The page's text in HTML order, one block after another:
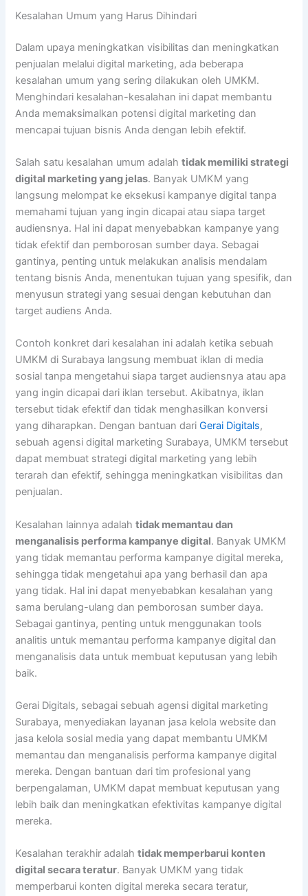
Kesalahan Umum yang Harus Dihindari
Dalam upaya meningkatkan visibilitas dan meningkatkan
penjualan melalui digital marketing, ada beberapa
kesalahan umum yang sering dilakukan oleh UMKM.
Menghindari kesalahan-kesalahan ini dapat membantu
Anda memaksimalkan potensi digital marketing dan
mencapai tujuan bisnis Anda dengan lebih efektif.
Salah satu kesalahan umum adalahtidak memiliki strategi
digital marketing yang jelas. Banyak UMKM yang
langsung melompat ke eksekusi kampanye digital tanpa
memahami tujuan yang ingin dicapai atau siapa target
audiensnya. Hal ini dapat menyebabkan kampanye yang
tidak efektif dan pemborosan sumber daya. Sebagai
gantinya, penting untuk melakukan analisis mendalam
tentang bisnis Anda, menentukan tujuan yang spesifik, dan
menyusun strategi yang sesuai dengan kebutuhan dan
target audiens Anda.
Contoh konkret dari kesalahan ini adalah ketika sebuah
UMKM di Surabaya langsung membuat iklan di media
sosial tanpa mengetahui siapa target audiensnya atau apa
yang ingin dicapai dari iklan tersebut. Akibatnya, iklan
tersebut tidak efektif dan tidak menghasilkan konversi
yang diharapkan. Dengan bantuan dariGerai Digitals,
sebuah agensi digital marketing Surabaya, UMKM tersebut
dapat membuat strategi digital marketing yang lebih
terarah dan efektif, sehingga meningkatkan visibilitas dan
penjualan.
Kesalahan lainnya adalahtidak memantau dan
menganalisis performa kampanye digital. Banyak UMKM
yang tidak memantau performa kampanye digital mereka,
sehingga tidak mengetahui apa yang berhasil dan apa
yang tidak. Hal ini dapat menyebabkan kesalahan yang
sama berulang-ulang dan pemborosan sumber daya.
Sebagai gantinya, penting untuk menggunakan tools
analitis untuk memantau performa kampanye digital dan
menganalisis data untuk membuat keputusan yang lebih
baik.
Gerai Digitals, sebagai sebuah agensi digital marketing
Surabaya, menyediakan layanan jasa kelola website dan
jasa kelola sosial media yang dapat membantu UMKM
memantau dan menganalisis performa kampanye digital
mereka. Dengan bantuan dari tim profesional yang
berpengalaman, UMKM dapat membuat keputusan yang
lebih baik dan meningkatkan efektivitas kampanye digital
mereka.
Kesalahan terakhir adalahtidak memperbarui konten
digital secara teratur. Banyak UMKM yang tidak
memperbarui konten digital mereka secara teratur,